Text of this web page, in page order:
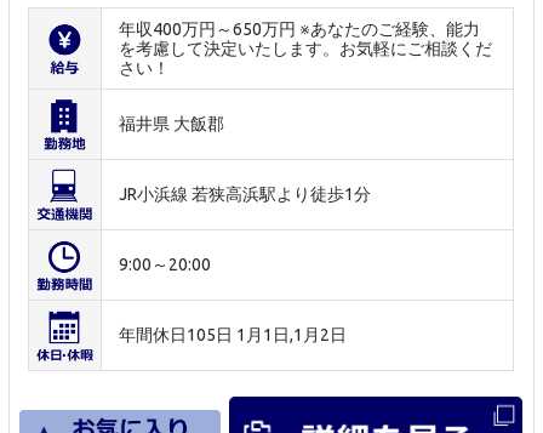
年収400万円～650万円 ※あなたのご経験、能力
を考慮して決定いたします。お気軽にご相談くだ
さい！
福井県 大飯郡
JR小浜線 若狭高浜駅より徒歩1分
9:00～20:00
年間休日105日 1月1日,1月2日